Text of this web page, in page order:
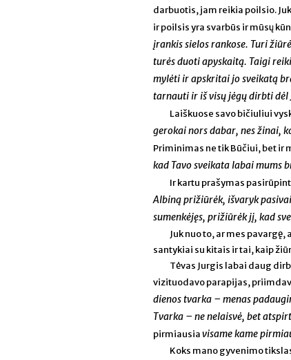
darbuotis, jam reikia poilsio.
ir poilsis yra svarbūs ir mūsų
įrankis sielos rankose. Turi
turės duoti apyskaitą. Taigi
mylėti ir apskritai jo sveikatą
tarnauti ir iš visų jėgų dirbti dėl
Laiškuose savo bičiuliui
gerokai nors dabar, nes žinai,
Priminimas ne tik Būčiui, bet ir
kad Tavo sveikata labai mums
Ir kartu prašymas
Albiną prižiūrėk, išvaryk
sumenkėjęs, prižiūrėk jį, kad
Juk nuo to, ar mes
santykiai su kitais ir tai, kaip
Tėvas Jurgis labai daug
vizituodavo parapijas,
dienos tvarka – menas
Tvarka – ne nelaisvė, bet
pirmiausiavisame kame
Koks mano gyvenimo